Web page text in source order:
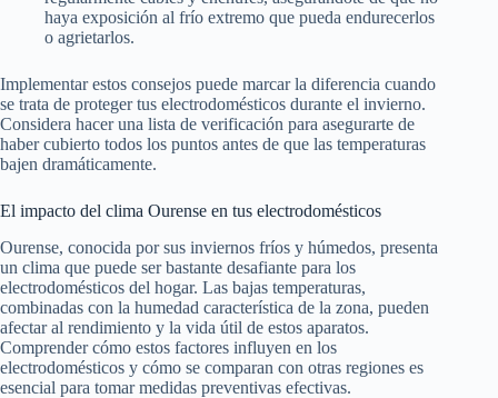
haya exposición al frío extremo que pueda endurecerlos
o agrietarlos.
Implementar estos consejos puede marcar la diferencia cuando
se trata de proteger tus electrodomésticos durante el invierno.
Considera hacer una lista de verificación para asegurarte de
haber cubierto todos los puntos antes de que las temperaturas
bajen dramáticamente.
El impacto del clima Ourense en tus electrodomésticos
Ourense, conocida por sus inviernos fríos y húmedos, presenta
un clima que puede ser bastante desafiante para los
electrodomésticos del hogar. Las bajas temperaturas,
combinadas con la humedad característica de la zona, pueden
afectar al rendimiento y la vida útil de estos aparatos.
Comprender cómo estos factores influyen en los
electrodomésticos y cómo se comparan con otras regiones es
esencial para tomar medidas preventivas efectivas.